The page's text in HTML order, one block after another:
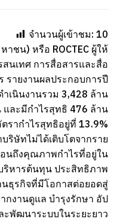
จำนวนผู้เข้าชม: 10
ชน) หรือ ROCTEC ผู้ให้
นเทศ การสื่อสารและสื่อ
ายงานผลประกอบการปี
เนินงานรวม 3,428 ล้าน
และมีกำไรสุทธิ 476 ล้าน
รากำไรสุทธิอยู่ที่ 13.9%
ริษัทไม่ได้เติบโตจากราย
อนถึงคุณภาพกำไรที่อยู่ใน
ริหารต้นทุน ประสิทธิภาพ
ธุรกิจที่มีโอกาสต่อยอดสู่
กงานดูแล บำรุงรักษา อัป
ะพัฒนาระบบในระยะยาว